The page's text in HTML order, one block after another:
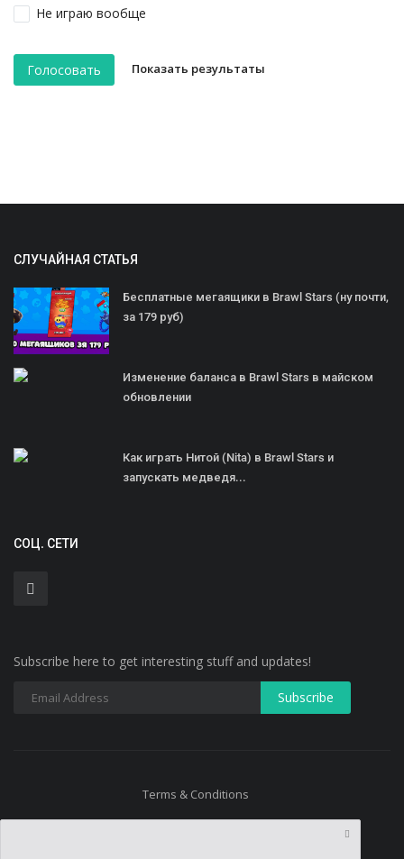
Не играю вообще
Голосовать Показать результаты
СЛУЧАЙНАЯ СТАТЬЯ
Бесплатные мегаящики в Brawl Stars (ну почти,
за 179 руб)
Изменение баланса в Brawl Stars в майском
обновлении
Как играть Нитой (Nita) в Brawl Stars и
запускать медведя...
СОЦ. СЕТИ
Subscribe here to get interesting stuff and updates!
Terms & Conditions